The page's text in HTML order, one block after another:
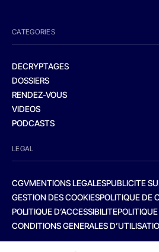
CATEGORIES
DECRYPTAGES
DOSSIERS
RENDEZ-VOUS
VIDEOS
PODCASTS
LEGAL
CGVMENTIONS LEGALESPUBLICITE
GESTION DES COOKIESPOLITIQUE DE
POLITIQUE D’ACCESSIBILITE
CONDITIONS GENERALES